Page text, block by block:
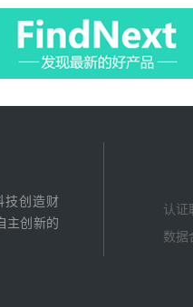
技创造财
主创新的
认证
数据